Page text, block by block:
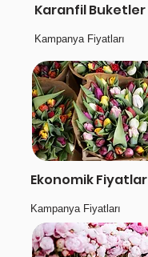
Karanfil Buketler
Kampanya Fiyatları
Ekonomik Fiyatlar
Kampanya Fiyatları